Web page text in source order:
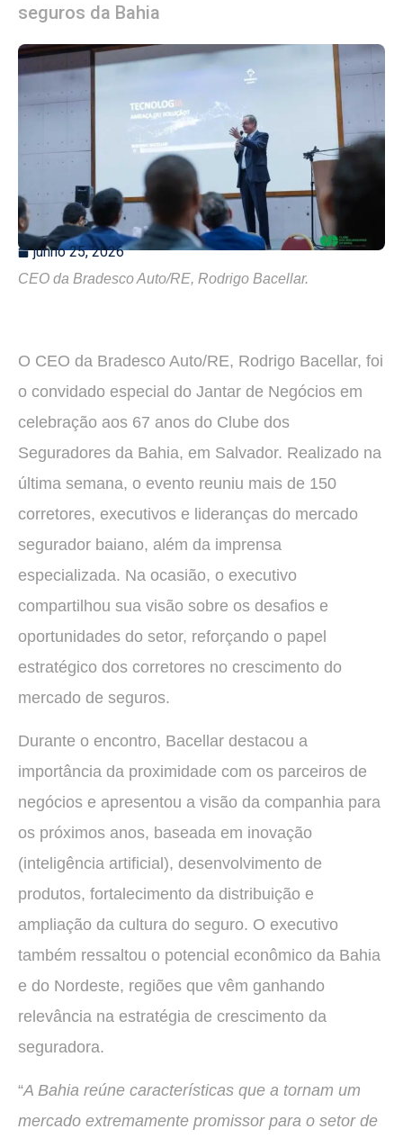
seguros da Bahia
junho 25, 2026
CEO da Bradesco Auto/RE, Rodrigo Bacellar.
O CEO da Bradesco Auto/RE, Rodrigo Bacellar, foi
o convidado especial do Jantar de Negócios em
celebração aos 67 anos do Clube dos
Seguradores da Bahia, em Salvador. Realizado na
última semana, o evento reuniu mais de 150
corretores, executivos e lideranças do mercado
segurador baiano, além da imprensa
especializada. Na ocasião, o executivo
compartilhou sua visão sobre os desafios e
oportunidades do setor, reforçando o papel
estratégico dos corretores no crescimento do
mercado de seguros.
Durante o encontro, Bacellar destacou a
importância da proximidade com os parceiros de
negócios e apresentou a visão da companhia para
os próximos anos, baseada em inovação
(inteligência artificial), desenvolvimento de
produtos, fortalecimento da distribuição e
ampliação da cultura do seguro. O executivo
também ressaltou o potencial econômico da Bahia
e do Nordeste, regiões que vêm ganhando
relevância na estratégia de crescimento da
seguradora.
“A Bahia reúne características que a tornam um
mercado extremamente promissor para o setor de